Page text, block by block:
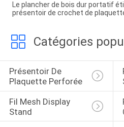
Le plancher de bois dur portatif
présentoir de crochet de
Catégories
Présentoir De
Plaquette Perforée
Fil Mesh Display
Stand